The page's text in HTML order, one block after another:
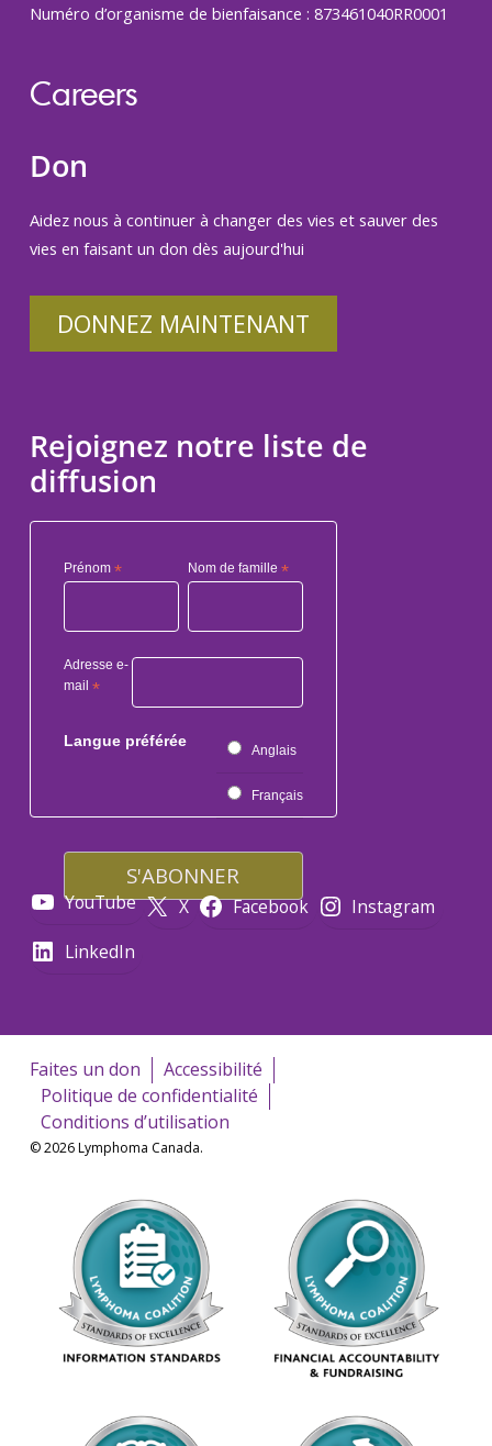
Numéro d’organisme de bienfaisance : 873461040RR0001
Careers
Don
Aidez nous à continuer à changer des vies et sauver des
vies en faisant un don dès aujourd'hui
DONNEZ MAINTENANT
Rejoignez notre liste de
diffusion
Prénom * Nom de famille*
Adresse e-
mail *
Langue préférée
Anglais
Français
YouTube X Facebook
Instagram
LinkedIn
Faites un don
Accessibilité
Politique de confidentialité
Conditions d’utilisation
© 2026 Lymphoma Canada.